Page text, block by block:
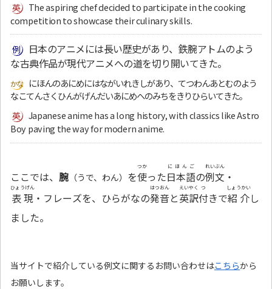
The aspiring chef decided to participate in the cooking
competition to showcase their culinary skills.
日本のアニメには長い歴史があり、鉄腕アトムのよう
な古典作品が現代アニメへの道を切り開いてきた。
にほんのあにめにはながいれきしがあり、てつわんあとむのよう
なこてんさくひんがげんだいあにめへのみちをきりひらいてきた。
Japanese anime has a long history, with classics like Astro
Boy paving the way for modern anime.
ここでは、 腕 （うで、わん） を使
つか
った日本語
にほんご
の例文
れいぶん
・
表現
ひょうげん
・フレーズを、ひらがなの発音
はつおん
と英訳
えいやく
付
つ
きで紹介
しょうかい
し
ました。
当サイトで紹介している例文に関するお問い合わせはこちらから
お願いします。